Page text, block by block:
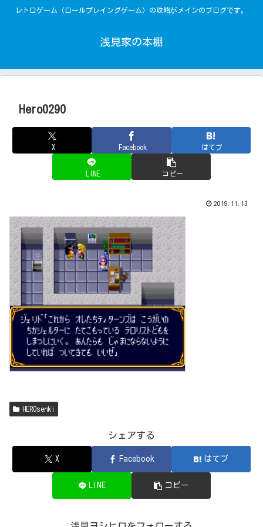
レトロゲーム（ロールプレイングゲーム）の攻略がメインのブログです。
浅見家の本棚
Hero0290
X Facebook はてブ
LINE コピー
2019.11.13
HEROsenki
シェアする
X Facebook はてブ
LINE コピー